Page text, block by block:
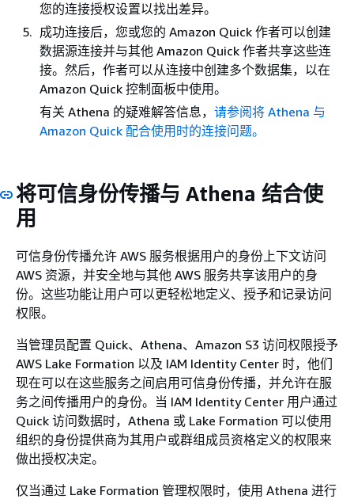
您的连接授权设置以找出差异。
成功连接后，您或您的 Amazon Quick 作者可以创建
数据源连接并与其他 Amazon Quick 作者共享这些连
接。然后，作者可以从连接中创建多个数据集，以在
Amazon Quick 控制面板中使用。
有关 Athena 的疑难解答信息， 请参阅将 Athena 与
Amazon Quick 配合使用时的连接问题。
将可信身份传播与 Athena 结合使
用
可信身份传播允许 AWS 服务根据用户的身份上下文访问
AWS 资源，并安全地与其他 AWS 服务共享该用户的身
份。这些功能让用户可以更轻松地定义、授予和记录访问
权限。
当管理员配置 Quick、Athena、Amazon S3 访问权限授予
AWS Lake Formation 以及 IAM Identity Center 时，他们
现在可以在这些服务之间启用可信身份传播，并允许在服
务之间传播用户的身份。当 IAM Identity Center 用户通过
Quick 访问数据时，Athena 或 Lake Formation 可以使用
组织的身份提供商为其用户或群组成员资格定义的权限来
做出授权决定。
仅当通过 Lake Formation 管理权限时，使用 Athena 进行